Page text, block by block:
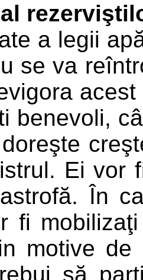
a legii
se va
benevoli,
Ei vor
În
fi
motive de
să